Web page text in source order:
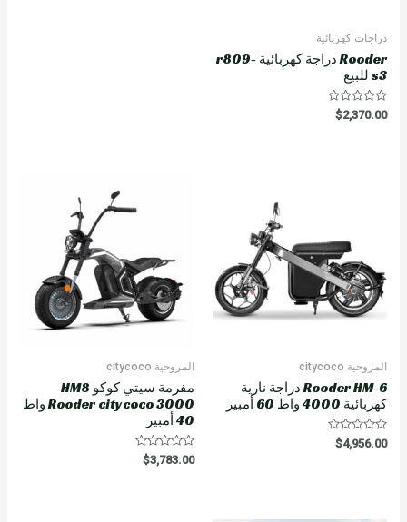
دراجات كهربائية
Rooder دراجة كهربائية r809-
s3 للبيع
R
a
$2,370.00
المروحية citycoco
Rooder HM-6 دراجة نارية
كهربائية 4000 واط 60 أمبير
R
a
$4,956.00
المروحية citycoco
مفرمة سيتي كوكو HM8
Rooder citycoco 3000 واط
40 أمبير
R
a
$3,783.00